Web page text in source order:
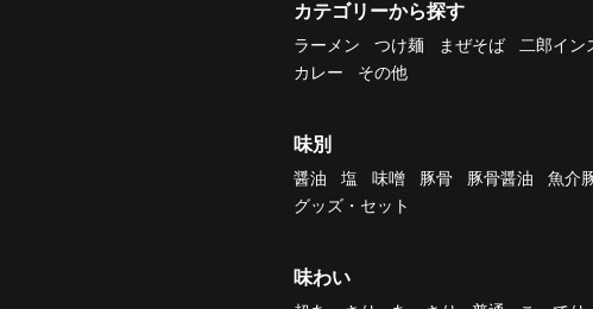
カテゴリーから探す
ラーメン つけ麺 まぜそば 二郎イン
カレー
その他
味別
醤油 塩 味噌 豚骨 豚骨醤油 魚介
グッズ・セット
味わい